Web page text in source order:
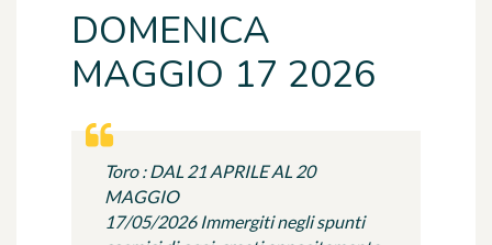
DOMENICA
MAGGIO 17 2026
Toro : DAL 21 APRILE AL 20
MAGGIO
17/05/2026 Immergiti negli spunti